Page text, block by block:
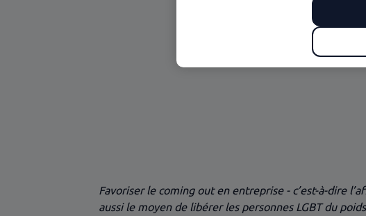
Au-delà de la question juridique, une affaire
Favoriser le coming out en entreprise - c’est-à-dire
aussi le moyen de libérer les personnes LGBT du